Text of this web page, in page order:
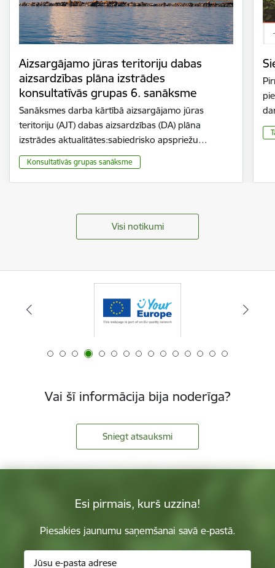
Aizsargājamo jūras teritoriju dabas
aizsardzības plāna izstrādes
konsultatīvās grupas 6. sanāksme
Sanāksmes darba kārtībā aizsargājamo jūras
teritoriju (AJT) dabas aizsardzības (DA) plāna
izstrādes aktualitātes:sabiedrisko apspriežu…
Konsultatīvās grupas sanāksme
Visi notikumi
Vai šī informācija bija noderīga?
Sniegt atsauksmi
Esi pirmais, kurš uzzina!
Piesakies jaunumu saņemšanai savā e-pastā.